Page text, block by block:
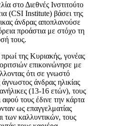
στο Διεθνές Ινστιτούτο
(CSI Institute) βάσει της
άνδρας αποπλανούσε
προάστια με στόχο τη
τους.
της Κυριακής, γονέας
επικοινώνησε με
ότι σε γνωστό
άνδρας ηλικίας
(13-16 ετών), τους
αφού τους έδινε την κάρτα
ως επαγγελματίας
των καλλυντικών, τους